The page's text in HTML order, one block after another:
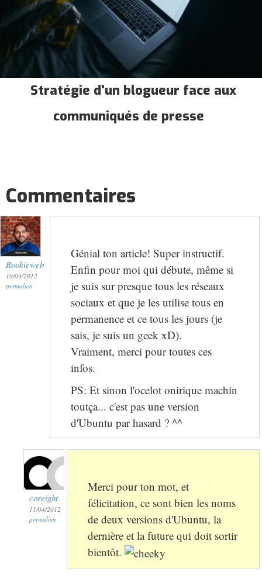
Stratégie d'un blogueur face aux
communiqués de presse
Commentaires
Rookieweb
10/04/2012
permalien
Génial ton article! Super instructif.
Enfin pour moi qui débute, même si
je suis sur presque tous les réseaux
sociaux et que je les utilise tous en
permanence et ce tous les jours (je
sais, je suis un geek xD).
Vraiment, merci pour toutes ces
infos.
PS: Et sinon l'ocelot onirique machin
toutça... c'est pas une version
d'Ubuntu par hasard ? ^^
coreight
11/04/2012
permalien
Merci pour ton mot, et
félicitation, ce sont bien les noms
de deux versions d'Ubuntu, la
dernière et la future qui doit sortir
bientôt.